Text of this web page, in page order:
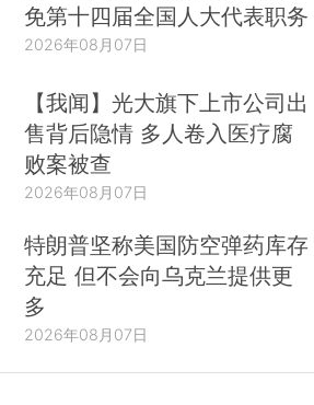
免第十四届全国人大代表职务
2026年08月07日
【我闻】光大旗下上市公司出
售背后隐情 多人卷入医疗腐
败案被查
2026年08月07日
特朗普坚称美国防空弹药库存
充足 但不会向乌克兰提供更
多
2026年08月07日